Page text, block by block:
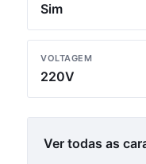
Sim
VOLTAGEM
220V
Ver todas as